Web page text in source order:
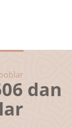
dan